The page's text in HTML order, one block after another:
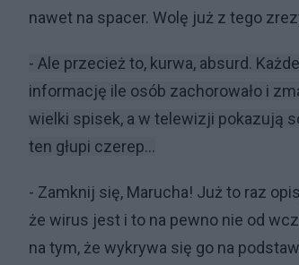
nawet na spacer. Wolę już z tego
- Ale przecież to, kurwa, absurd.
informację ile osób zachorowało i
wielki spisek, a w telewizji pokazują
ten głupi czerep...
- Zamknij się, Marucha! Już to raz
że wirus jest i to na pewno nie od
na tym, że wykrywa się go na